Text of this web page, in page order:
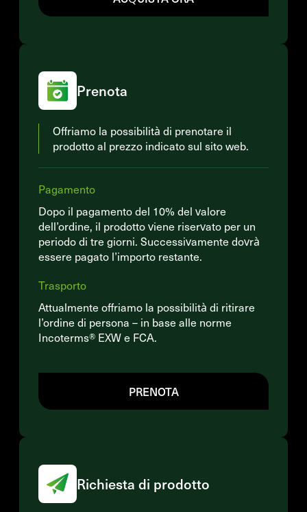
Prenota
Offriamo la possibilità di prenotare il
prodotto al prezzo indicato sul sito web.
Pagamento
Dopo il pagamento del 10% del valore
dell’ordine, il prodotto viene riservato per un
periodo di tre giorni. Successivamente dovrà
essere pagato l’importo restante.
Trasporto
Attualmente offriamo la possibilità di ritirare
l’ordine di persona – in base alle norme
Incoterms® EXW e FCA.
PRENOTA
Richiesta di prodotto